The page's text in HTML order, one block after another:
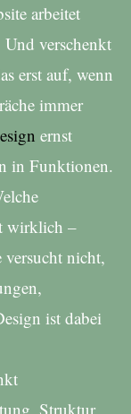
arbeitet
verschenkt
erst auf, wenn
immer
ernst
in Funktionen.
wirklich –
versucht nicht,
ist dabei
Struktur